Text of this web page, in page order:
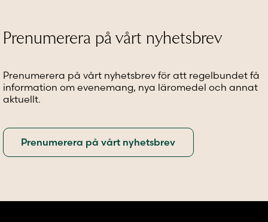
Prenumerera på vårt nyhetsbrev
Prenumerera på vårt nyhetsbrev för att regelbundet få
information om evenemang, nya läromedel och annat
aktuellt.